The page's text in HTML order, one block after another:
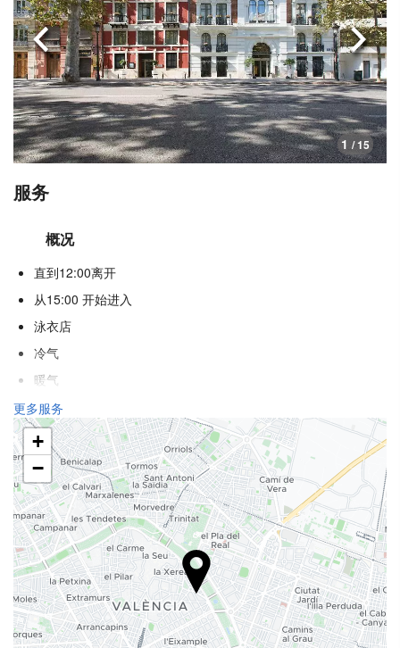
1 / 15
上一页 下一
服务
概况
直到12:00离开
从15:00 开始进入
泳衣店
冷气
暖气
电梯
残疾人专用入口
不吸烟房
吸烟区
不允许宠物
接待服务
24小时前台
行李寄存
更多服务
+
−